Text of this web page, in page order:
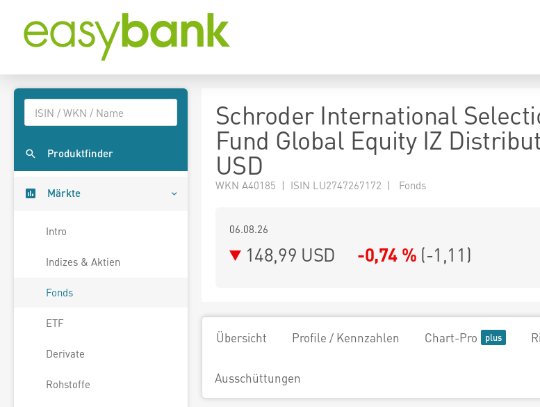
Produktfinder
Märkte
Intro
Indizes & Aktien
Fonds
ETF
Derivate
Rohstoffe
Schroder International
Fund Global Equity IZ
USD
WKN A40185 | ISIN LU2747267172 | Fonds
06.08.26
148,99 USD -0,74 % (-1,11)
Übersicht Profile / Kennzahlen Chart-Pro
Ausschüttungen